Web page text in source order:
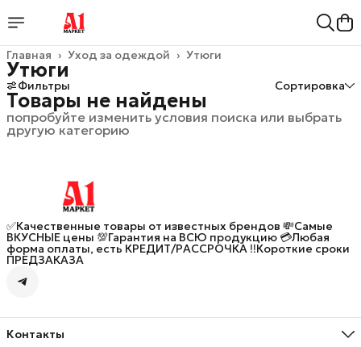
Утюги
Уход за одеждой ›
Главная ›
Утюги
Фильтры Сортировка
Товары не найдены
попробуйте изменить условия поиска или выбрать
другую категорию
✅Качественные товары от известных брендов 💸Самые
ВКУСНЫЕ цены 💯Гарантия на ВСЮ продукцию 💳Любая
форма оплаты, есть КРЕДИТ/РАССРОЧКА ‼️Короткие сроки
ПРЕДЗАКАЗА
Контакты